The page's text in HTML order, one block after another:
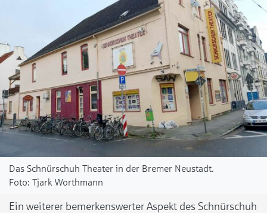
Das Schnürschuh Theater in der Bremer Neustadt.
Tjark Worthmann
Ein weiterer bemerkenswerter Aspekt des Schnürschuh